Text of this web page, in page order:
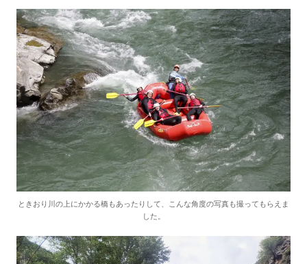
ときおり川の上にかかる橋もあったりして、こんな角度の写真も撮ってもらえま
した。